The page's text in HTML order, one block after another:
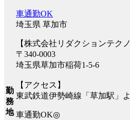
勤
務
地
車通勤OK
埼玉県 草加市
【株式会社リダクションテク
〒340-0003
埼⽟県草加市稲荷1-5-6
【アクセス】
東武鉄道伊勢崎線「草加駅」
⾞通勤OK◎